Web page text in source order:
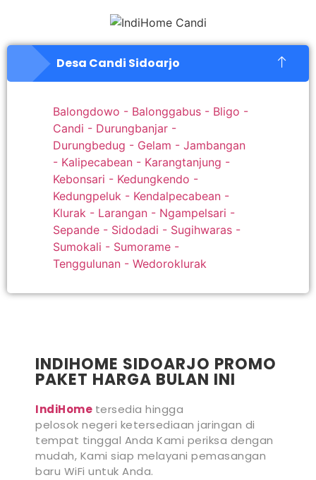
Desa Candi Sidoarjo
Balongdowo - Balonggabus - Bligo -
Candi - Durungbanjar -
Durungbedug - Gelam - Jambangan
- Kalipecabean - Karangtanjung -
Kebonsari - Kedungkendo -
Kedungpeluk - Kendalpecabean -
Klurak - Larangan - Ngampelsari -
Sepande - Sidodadi - Sugihwaras -
Sumokali - Sumorame -
Tenggulunan - Wedoroklurak
INDIHOME SIDOARJO PROMO
PAKET HARGA BULAN INI
IndiHome tersedia hingga
pelosok negeri ketersediaan jaringan di
tempat tinggal Anda Kami periksa dengan
mudah, Kami siap melayani pemasangan
baru WiFi untuk Anda.